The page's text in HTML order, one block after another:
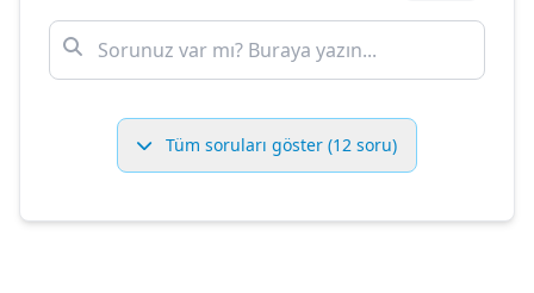
Tüm soruları göster (12 soru)